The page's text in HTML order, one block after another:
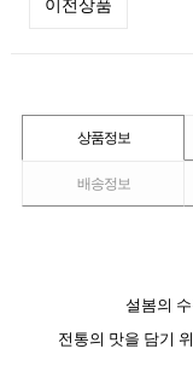
이전상품
상품정보
배송정보
설봄의
전통의 맛을 담기